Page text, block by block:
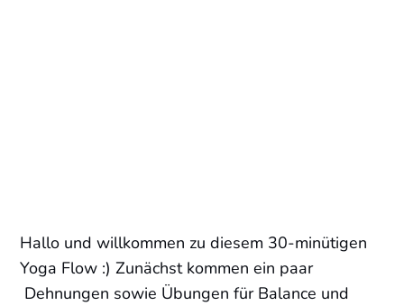
Hallo und willkommen zu diesem 30-minütigen
Yoga Flow :) Zunächst kommen ein paar
Dehnungen sowie Übungen für Balance und